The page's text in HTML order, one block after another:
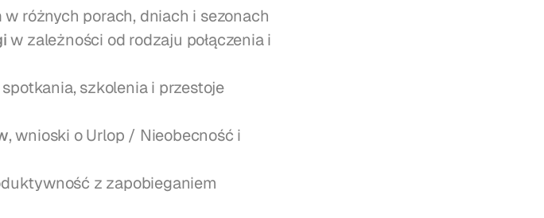
w różnych porach, dniach i sezonach
w zależności od rodzaju połączenia i
szkolenia i przestoje
, wnioski o Urlop / Nieobecność i
z zapobieganiem